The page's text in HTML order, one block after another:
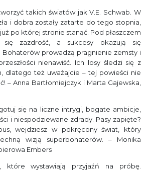
takich światów jak V.E. Schwab. W
i dobra zostały zatarte do tego stopnia,
po której stronie stanąć. Pod płaszczem
się zazdrość, a sukcesy okazują się
Bohaterów prowadzą pragnienie zemsty i
nienawiść. Ich losy śledzi się z
dlatego też uważajcie – tej powieści nie
– Anna Bartłomiejczyk i Marta Gajewska,
się na liczne intrygi, bogate ambicje,
i niespodziewane zdrady. Pasy zapięte?
wejdziesz w pokręcony świat, który
wizją superbohaterów. – Monika
Embers
które wystawiają przyjaźń na próbę.